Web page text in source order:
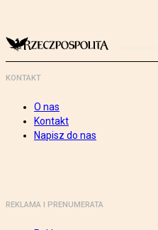
KONTAKT
O nas
Kontakt
Napisz do nas
REKLAMA I PRENUMERATA